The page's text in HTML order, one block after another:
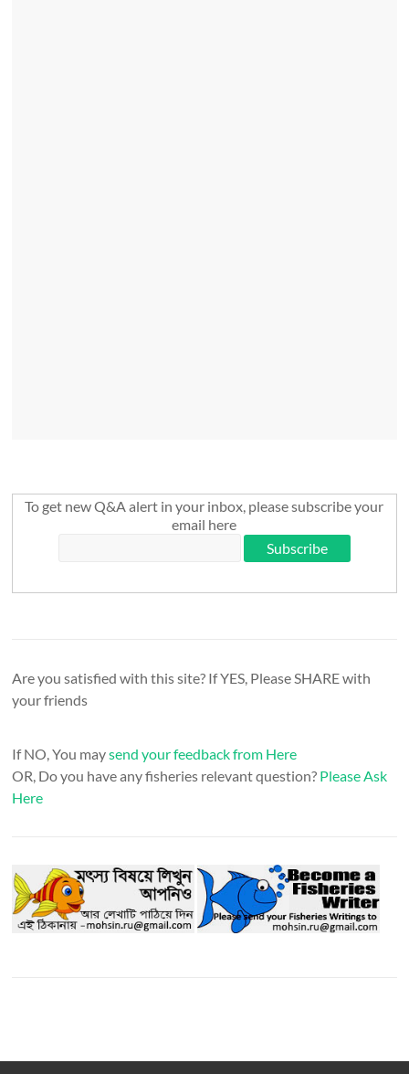
To get new Q&A alert in your inbox, please subscribe your
email here
Are you satisfied with this site? If YES, Please SHARE with
your friends
If NO, You maysend your feedback from Here
OR, Do you have any fisheries relevant question? Please Ask
Here